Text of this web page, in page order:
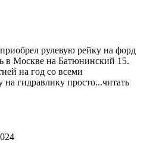
рулевую рейку на форд
в Москве на Батюнинский 15.
на год со всеми
гидравлику просто...читать